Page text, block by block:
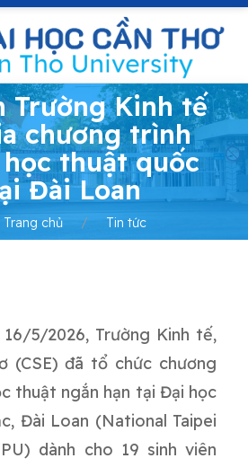
Trường Kinh tế
chương trình
thuật quốc
Đài Loan
Trang chủ Tin tức
5/2026, Trường Kinh tế,
(CSE) đã tổ chức chương
thuật ngắn hạn tại Đại học
Đài Loan (National Taipei
dành cho 19 sinh viên